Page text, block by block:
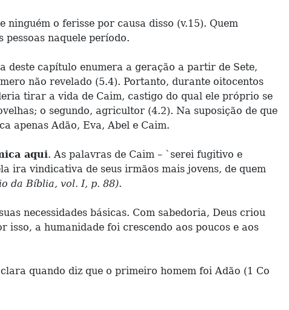
o ferisse por causa disso (v.15). Quem
naquele período.
deste capítulo enumera a geração a partir de Sete,
não revelado (5.4). Portanto, durante oitocentos
tirar a vida de Caim, castigo do qual ele próprio se
o segundo, agricultor (4.2). Na suposição de que
apenas Adão, Eva, Abel e Caim.
aqui. As palavras de Caim – `serei fugitivo e
ira vindicativa de seus irmãos mais jovens, de quem
da Bíblia, vol. I, p. 88).
necessidades básicas. Com sabedoria, Deus criou
isso, a humanidade foi crescendo aos poucos e aos
quando diz que o primeiro homem foi Adão (1 Co